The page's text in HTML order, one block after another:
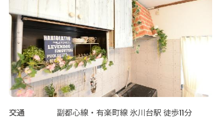
交通
副都心線・有楽町線 氷川台駅 徒歩11分